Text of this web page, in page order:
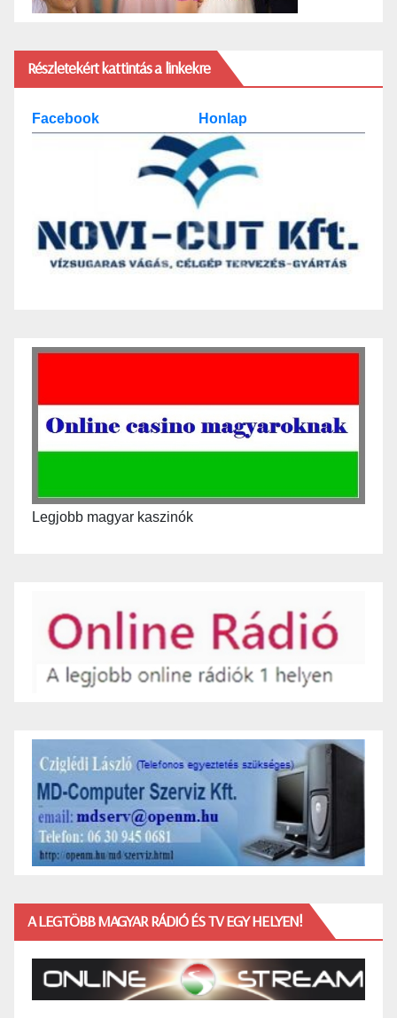
Részletekért kattintás a linkekre
Facebook Honlap
Legjobb magyar kaszinók
A LEGTÖBB MAGYAR RÁDIÓ ÉS TV EGY HELYEN!